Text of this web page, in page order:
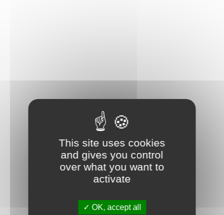
This site uses cookies
and gives you control
over what you want to
activate
OK, accept all